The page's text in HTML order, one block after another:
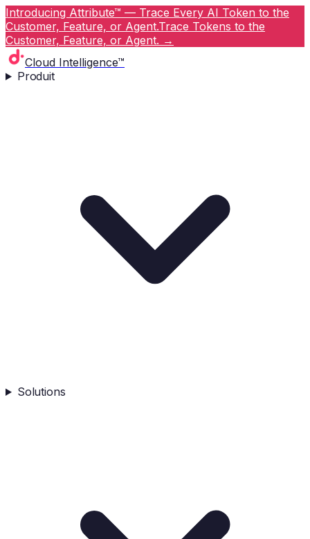
Introducing Attribute™ — Trace Every AI Token to the
Customer, Feature, or Agent.Trace Tokens to the
Customer, Feature, or Agent. →
Cloud Intelligence™
Produit
Solutions